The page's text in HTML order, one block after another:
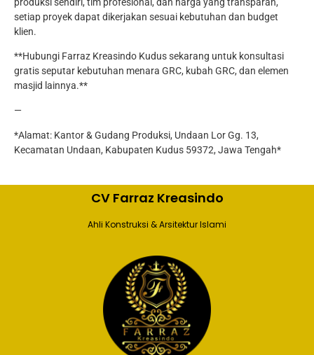
setiap proyek dapat dikerjakan sesuai kebutuhan dan budget
klien.
**Hubungi Farraz Kreasindo Kudus sekarang untuk konsultasi
gratis seputar kebutuhan menara GRC, kubah GRC, dan elemen
masjid lainnya.**
—
*Alamat: Kantor & Gudang Produksi, Undaan Lor Gg. 13,
Kecamatan Undaan, Kabupaten Kudus 59372, Jawa Tengah*
CV Farraz Kreasindo
Ahli Konstruksi & Arsitektur Islami